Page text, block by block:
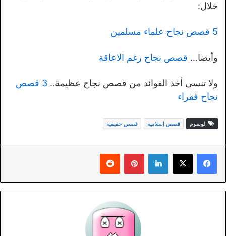
خلال:
5 قصص نجاح علماء مسلمين
وأيضا… قصص نجاح رغم الاعاقة
ولا تنسى أخذ الفوائد من قصص نجاح عظيمة..
3 قصص
نجاح فقراء
الوسوم قصص إسلامية قصص حقيقية
لينكدإن بينتيريست